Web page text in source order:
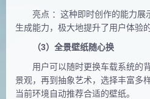
亮点 ：这种即时创作的能力展
生成能力，极大地提升了用户体验
（3）全景壁纸随心换
用户可以随时更换车载系统的
景观，再到抽象艺术，选择丰富多
当前环境自动推荐合适的壁纸。